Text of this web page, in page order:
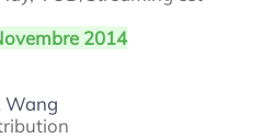
2014
Wang